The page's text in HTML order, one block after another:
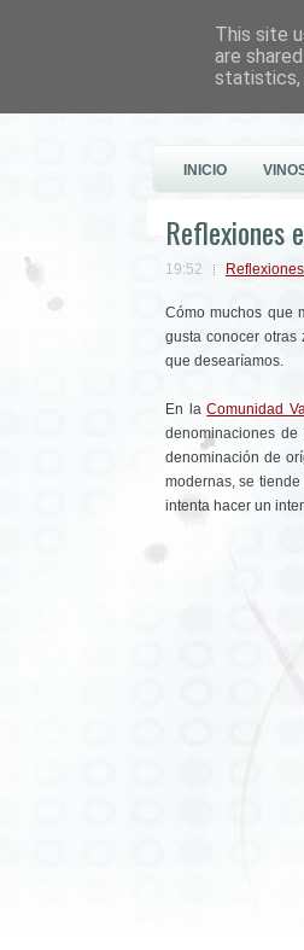
Este
INICIO
Reflexiones
19:52
Cómo muchos que
gusta conocer
que desearíamos.
En laComunidad
denominaciones
denominación de
modernas, se
intenta hacer un
This site
are
statistics,